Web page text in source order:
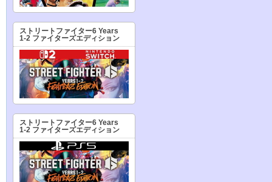
ストリートファイター6 Years
1-2 ファイターズエディション
ストリートファイター6 Years
1-2 ファイターズエディション